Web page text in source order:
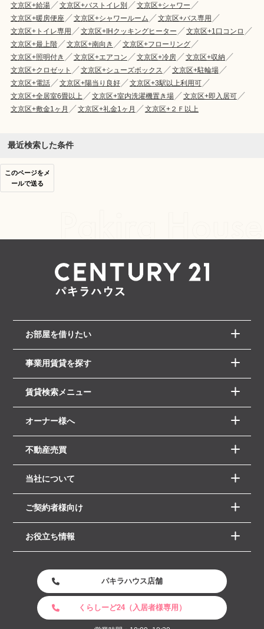
文京区+給湯 文京区+バストイレ別
文京区+シャワー
文京区+暖房便座
文京区+シャワールーム
文京区+バス専用
文京区+トイレ専用
文京区+IHクッキングヒーター
文京区+1口コンロ
文京区+最上階
文京区+南向き
文京区+フローリング
文京区+照明付き
文京区+エアコン 文京区+冷房
文京区+収納
文京区+クロゼット
文京区+シューズボックス
文京区+駐輪場
文京区+電話
文京区+陽当り良好
文京区+3駅以上利用可
文京区+全居室6畳以上
文京区+室内洗濯機置き場
文京区+即入居可
文京区+敷金1ヶ月
文京区+礼金1ヶ月 文京区+２Ｆ以上
最近検索した条件
このページをメ
ールで送る
お部屋を借りたい
事業用賃貸を探す
賃貸検索メニュー
オーナー様へ
不動産売買
当社について
ご契約者様向け
お役立ち情報
パキラハウス店舗
くらしーど24（入居者様専用）